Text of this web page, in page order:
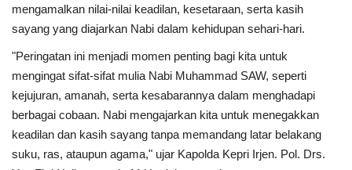
mengamalkan nilai-nilai keadilan, kesetaraan, serta kasih
sayang yang diajarkan Nabi dalam kehidupan sehari-hari.
"Peringatan ini menjadi momen penting bagi kita untuk
mengingat sifat-sifat mulia Nabi Muhammad SAW, seperti
kejujuran, amanah, serta kesabarannya dalam menghadapi
berbagai cobaan. Nabi mengajarkan kita untuk menegakkan
keadilan dan kasih sayang tanpa memandang latar belakang
suku, ras, ataupun agama," ujar Kapolda Kepri Irjen. Pol. Drs.